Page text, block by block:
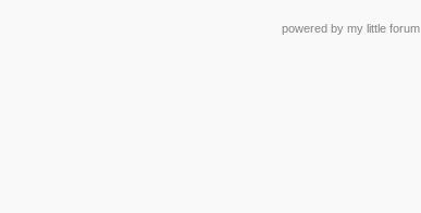
powered by my little forum